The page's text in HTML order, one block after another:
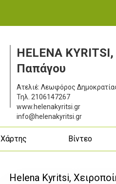
HELENA
Παπάγου
Ατελιέ: Λεωφόρος
Τηλ. 2106147267
www.helenakyritsi.gr
info@helenakyritsi.gr
Χάρτης Βίντεο
Helena Kyritsi,